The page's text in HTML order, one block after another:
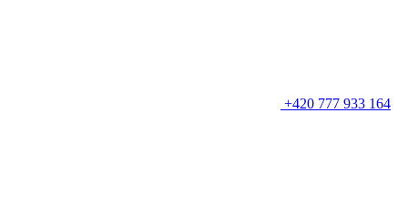
+420 777 933 164